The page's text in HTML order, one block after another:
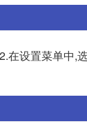
在设置菜单中,